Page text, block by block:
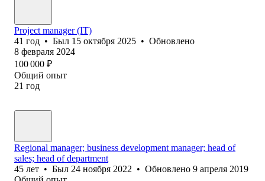
Project manager (IT)
41 год • Был 15 октября 2025 • Обновлено
8 февраля 2024
100 000 ₽
Общий опыт
21 год
Regional manager; business development manager; head of
sales; head of department
45 лет • Был 24 ноября 2022 • Обновлено 9 апреля 2019